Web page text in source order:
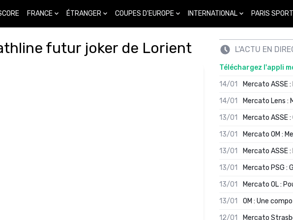
FRANCE ÉTRANGER COUPES D'EUROPE INTERNATIONAL PARIS
futur joker de Lorient L'ACTU EN
Téléchargez l'appli
14/01
Mercato ASSE
14/01
Mercato Lens :
13/01
Mercato ASSE
13/01
Mercato OM :
13/01
Mercato ASSE
13/01
Mercato PSG :
13/01
Mercato OL :
13/01
OM : Une
12/01
Mercato